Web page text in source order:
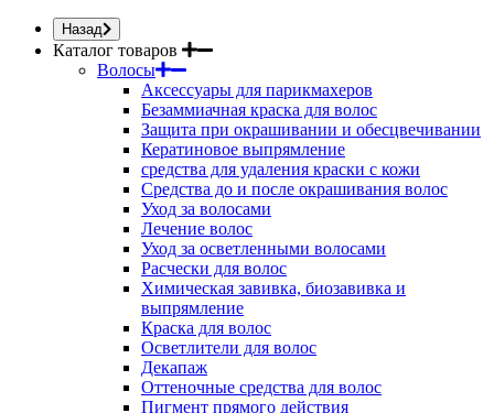
Назад
Каталог товаров
Волосы
Аксессуары для парикмахеров
Безаммиачная краска для волос
Защита при окрашивании и обесцвечивании
Кератиновое выпрямление
средства для удаления краски с кожи
Средства до и после окрашивания волос
Уход за волосами
Лечение волос
Уход за осветленными волосами
Расчески для волос
Химическая завивка, биозавивка и
выпрямление
Краска для волос
Осветлители для волос
Декапаж
Оттеночные средства для волос
Пигмент прямого действия